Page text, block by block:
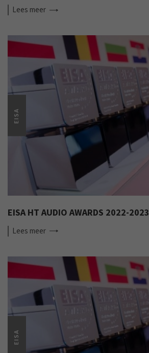
Lees meer
EISA
EISA HT AUDIO AWARDS 2022-2023
Lees meer
EISA